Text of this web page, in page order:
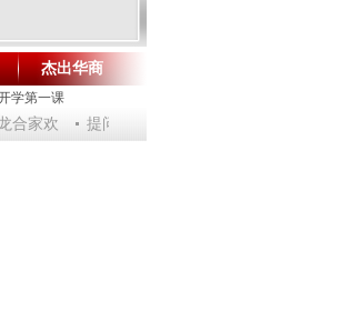
智生活 一键通达
学第一课
杰出华商
家欢 提问2012：机遇与悬念共存